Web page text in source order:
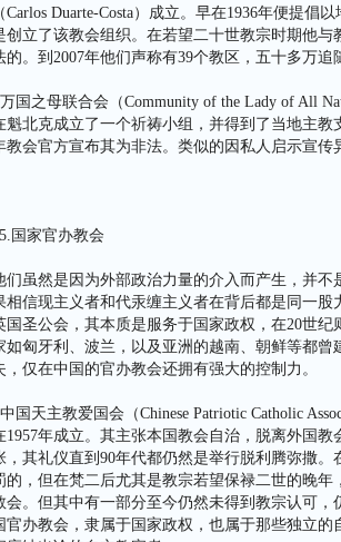
（Carlos Duarte-Costa）成立。早在1936年便提
创立了该教会组织。在若望二十世教宗时期他
的。到2007年他们声称有39个教区，五十多万追
国之母联合会（Community of the Lady of All
魁北克成立了一个祈祷小组，并得到了当地主
教会官方宣布其为非法。类似的因私人启示宣
国家官办教会
们虽然是因为外部政治力量的介入而产生，并
相信现主义者和代汞缠主义者在背后都是同一
国圣公会，其本质是服务于国家政权，在20世
如匈牙利、波兰，以及亚洲的越南、朝鲜等都
，仅在中国的官办教会还拥有强大的控制力。
国天主教爱国会（Chinese Patriotic Catholic
1957年成立。其主张本国教会自治，脱离外国
，其礼仪直到90年代都仍然是举行脱利腾弥撒
的，但在梵二后尤其是教宗若望保禄二世的晚
会。但其中有一部分至今仍然未得到教宗认可
官办教会，隶属于国家政权，也属于那些独立